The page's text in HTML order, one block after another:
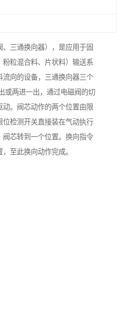
三通换向器），是应用于固
粒混合料、片状料）输送系
向的设备，三通换向器三个
或两进一出，通过电磁阀的切
。阀芯动作的两个位置由限
检测开关直接装在气动执行
芯转到一个位置。换向指令
至此换向动作完成。